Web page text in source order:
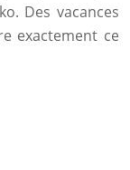
Des vacances
exactement ce